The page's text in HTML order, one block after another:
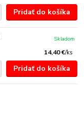
Pridať do košíka
14,40 €/ks
Skladom
Pridať do košíka